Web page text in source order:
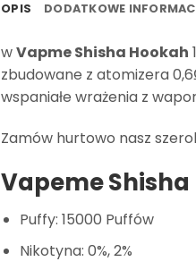
OPIS DODATKOWE
wVapme Shisha Hookah
zbudowane z atomizera
wspaniałe wrażenia z
Zamów hurtowo nasz
Vapeme Shisha
Puffy: 15000 Puffów
Nikotyna: 0%, 2%